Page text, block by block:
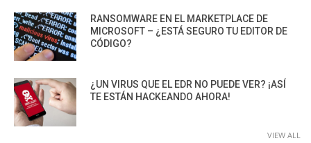
RANSOMWARE EN EL MARKETPLACE DE
MICROSOFT – ¿ESTÁ SEGURO TU EDITOR DE
CÓDIGO?
¿UN VIRUS QUE EL EDR NO PUEDE VER? ¡ASÍ
TE ESTÁN HACKEANDO AHORA!
VIEW ALL